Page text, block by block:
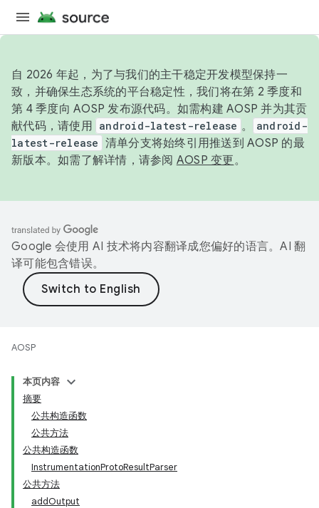
自 2026 年起，为了与我们的主干稳定开发模型保持一
致，并确保生态系统的平台稳定性，我们将在第 2 季度和
第 4 季度向 AOSP 发布源代码。如需构建 AOSP 并为其贡
献代码，请使用 android-latest-release 。
android-
latest-release 清单分支将始终引用推送到 AOSP 的最
新版本。如需了解详情，请参阅 AOSP 变更。
Google 会使用 AI 技术将内容翻译成您偏好的语言。AI 翻
译可能包含错误。
AOSP
本页内容
摘要
公共构造函数
公共方法
公共构造函数
InstrumentationProtoResultParser
公共方法
addOutput